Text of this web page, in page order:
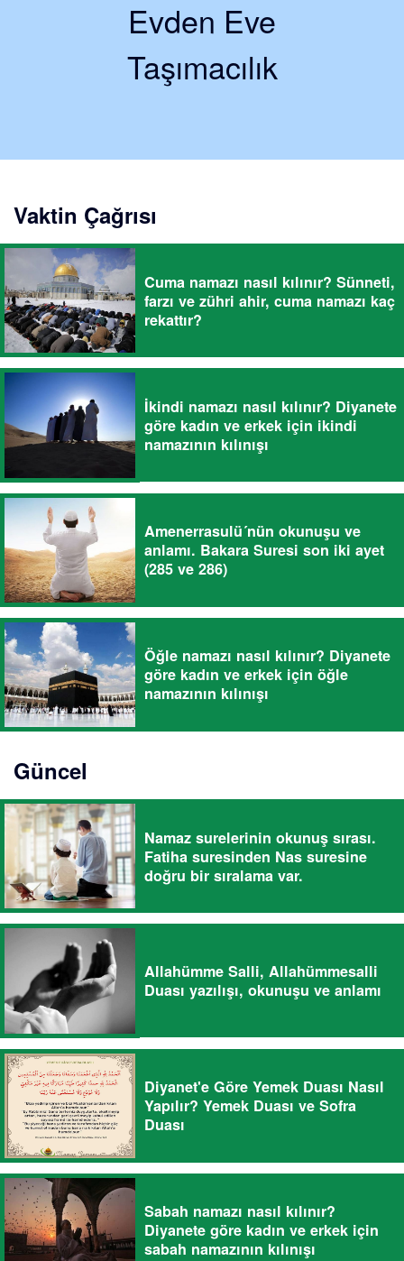
Evden Eve
Taşımacılık
Vaktin Çağrısı
Cuma namazı nasıl kılınır? Sünneti,
farzı ve zühri ahir, cuma namazı kaç
rekattır?
İkindi namazı nasıl kılınır? Diyanete
göre kadın ve erkek için ikindi
namazının kılınışı
Amenerrasulü´nün okunuşu ve
anlamı. Bakara Suresi son iki ayet
(285 ve 286)
Öğle namazı nasıl kılınır? Diyanete
göre kadın ve erkek için öğle
namazının kılınışı
Güncel
Namaz surelerinin okunuş sırası.
Fatiha suresinden Nas suresine
doğru bir sıralama var.
Allahümme Salli, Allahümmesalli
Duası yazılışı, okunuşu ve anlamı
Diyanet'e Göre Yemek Duası Nasıl
Yapılır? Yemek Duası ve Sofra
Duası
Sabah namazı nasıl kılınır?
Diyanete göre kadın ve erkek için
sabah namazının kılınışı